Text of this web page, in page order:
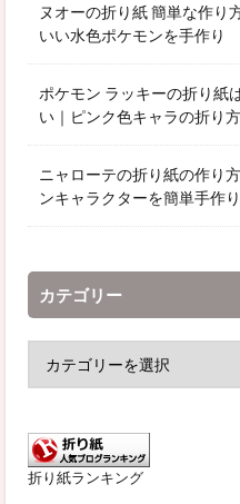
ヌオーの折り紙 簡単な作り
いい水色ポケモンを手作り
ポケモン ラッキーの折り紙
い｜ピンク色キャラの折り
ニャローテの折り紙の作り
ンキャラクターを簡単手作り
カテゴリー
折り紙ランキング